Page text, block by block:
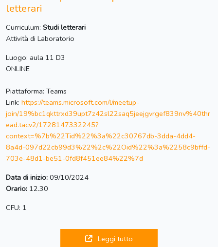
letterari
Curriculum: Studi letterari
Attività di Laboratorio
Luogo: aula 11 D3
ONLINE
Piattaforma: Teams
Link: https://teams.microsoft.com/l/meetup-
join/19%bc1qkttrxd39upt7z42sl22saq5jeejgvrgef839nv%40thr
ead.tacv2/1728147332245?
context=%7b%22Tid%22%3a%22c30767db-3dda-4dd4-
8a4d-097d22cb99d3%22%2c%22Oid%22%3a%2258c9bffd-
703e-48d1-be51-0fd8f451ee84%22%7d
Data di inizio: 09/10/2024
Orario: 12.30
CFU: 1
Leggi tutto